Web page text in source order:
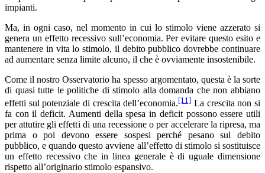
impianti.
Ma, in ogni caso, nel momento in cui lo stimolo viene azzerato si
genera un effetto recessivo sull’economia. Per evitare questo esito e
mantenere in vita lo stimolo, il debito pubblico dovrebbe continuare
ad aumentare senza limite alcuno, il che è ovviamente insostenibile.
Come il nostro Osservatorio ha spesso argomentato, questa è la sorte
di quasi tutte le politiche di stimolo alla domanda che non abbiano
effetti sul potenziale di crescita dell’economia.[11] La crescita non si
fa con il deficit. Aumenti della spesa in deficit possono essere utili
per attutire gli effetti di una recessione o per accelerare la ripresa, ma
prima o poi devono essere sospesi perché pesano sul debito
pubblico, e quando questo avviene all’effetto di stimolo si sostituisce
un effetto recessivo che in linea generale è di uguale dimensione
rispetto all’originario stimolo espansivo.